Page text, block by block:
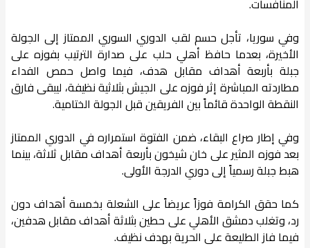
وفي سوريا، تأجل حسم لقب الدوري السوري الممتاز إلى الجولة
الأخيرة، بعدما حافظ أهلي حلب على صدارة الترتيب بفوزه على
جبلة بأربعة أهداف مقابل هدف، فيما واصل حمص الفداء
مطاردته المباشرة إثر فوزه على الجيش بثلاثية نظيفة، ليبقى فارق
النقطة الواحدة قائماً بين الفريقين قبل الجولة الختامية.
وفي إطار صراع البقاء، ضمن الفتوة استمراره في الدوري الممتاز
بعد فوزه المثير على خان شيخون بأربعة أهداف مقابل ثلاثة، بينما
هبط جبلة رسمياً إلى دوري الدرجة الأولى.
كما حقق الكرامة فوزاً عريضاً على الشعلة بخمسة أهداف دون
رد، وتغلب دمشق الأهلي على حطين بثلاثة أهداف مقابل هدفين،
فيما فاز الطليعة على الحرية بهدف نظيف.